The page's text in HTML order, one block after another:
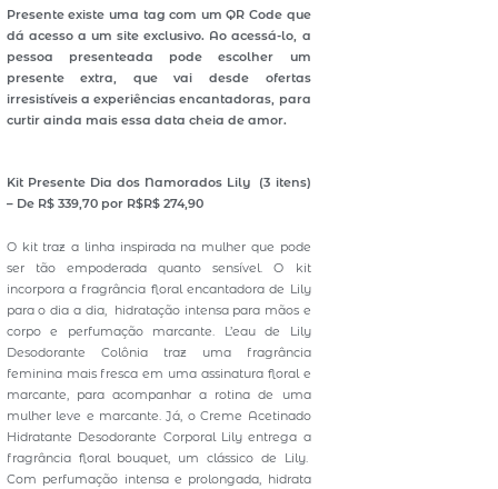
Presente existe uma tag com um QR Code que
dá acesso a um site exclusivo. Ao acessá-lo, a
pessoa presenteada pode escolher um
presente extra, que vai desde ofertas
irresistíveis a experiências encantadoras, para
curtir ainda mais essa data cheia de amor.
Kit Presente Dia dos Namorados Lily (3 itens)
– De R$ 339,70 por R$R$ 274,90
O kit traz a linha inspirada na mulher que pode
ser tão empoderada quanto sensível. O kit
incorpora a fragrância floral encantadora de Lily
para o dia a dia, hidratação intensa para mãos e
corpo e perfumação marcante. L’eau de Lily
Desodorante Colônia traz uma fragrância
feminina mais fresca em uma assinatura floral e
marcante, para acompanhar a rotina de uma
mulher leve e marcante. Já, o Creme Acetinado
Hidratante Desodorante Corporal Lily entrega a
fragrância floral bouquet, um clássico de Lily.
Com perfumação intensa e prolongada, hidrata